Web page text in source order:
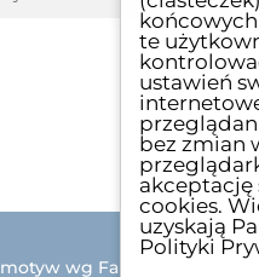
motyw wg FameThemes
te
ustawień
bez zmian
cookies.
uzyskają
Polityki